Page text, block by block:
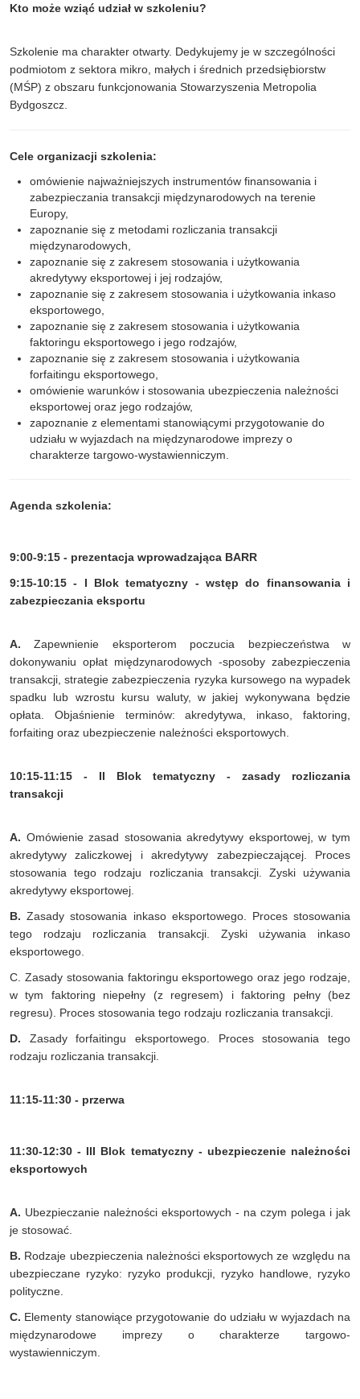
Kto może wziąć udział w szkoleniu?
Szkolenie ma charakter otwarty. Dedykujemy je w szczególności
podmiotom z sektora mikro, małych i średnich przedsiębiorstw
(MŚP) z obszaru funkcjonowania Stowarzyszenia Metropolia
Bydgoszcz.
Cele organizacji szkolenia:
omówienie najważniejszych instrumentów finansowania i
zabezpieczania transakcji międzynarodowych na terenie
Europy,
zapoznanie się z metodami rozliczania transakcji
międzynarodowych,
zapoznanie się z zakresem stosowania i użytkowania
akredytywy eksportowej i jej rodzajów,
zapoznanie się z zakresem stosowania i użytkowania inkaso
eksportowego,
zapoznanie się z zakresem stosowania i użytkowania
faktoringu eksportowego i jego rodzajów,
zapoznanie się z zakresem stosowania i użytkowania
forfaitingu eksportowego,
omówienie warunków i stosowania ubezpieczenia należności
eksportowej oraz jego rodzajów,
zapoznanie z elementami stanowiącymi przygotowanie do
udziału w wyjazdach na międzynarodowe imprezy o
charakterze targowo-wystawienniczym.
Agenda szkolenia:
9:00-9:15 - prezentacja wprowadzająca BARR
9:15-10:15 - I Blok tematyczny - wstęp do finansowania i
zabezpieczania eksportu
A. Zapewnienie eksporterom poczucia bezpieczeństwa w
dokonywaniu opłat międzynarodowych -sposoby zabezpieczenia
transakcji, strategie zabezpieczenia ryzyka kursowego na wypadek
spadku lub wzrostu kursu waluty, w jakiej wykonywana będzie
opłata. Objaśnienie terminów: akredytywa, inkaso, faktoring,
forfaiting oraz ubezpieczenie należności eksportowych.
10:15-11:15 - II Blok tematyczny - zasady rozliczania
transakcji
A. Omówienie zasad stosowania akredytywy eksportowej, w tym
akredytywy zaliczkowej i akredytywy zabezpieczającej. Proces
stosowania tego rodzaju rozliczania transakcji. Zyski używania
akredytywy eksportowej.
B. Zasady stosowania inkaso eksportowego. Proces stosowania
tego rodzaju rozliczania transakcji. Zyski używania inkaso
eksportowego.
C. Zasady stosowania faktoringu eksportowego oraz jego rodzaje,
w tym faktoring niepełny (z regresem) i faktoring pełny (bez
regresu). Proces stosowania tego rodzaju rozliczania transakcji.
D. Zasady forfaitingu eksportowego. Proces stosowania tego
rodzaju rozliczania transakcji.
11:15-11:30 - przerwa
11:30-12:30 - III Blok tematyczny - ubezpieczenie należności
eksportowych
A. Ubezpieczanie należności eksportowych - na czym polega i jak
je stosować.
B. Rodzaje ubezpieczenia należności eksportowych ze względu na
ubezpieczane ryzyko: ryzyko produkcji, ryzyko handlowe, ryzyko
polityczne.
C. Elementy stanowiące przygotowanie do udziału w wyjazdach na
międzynarodowe imprezy o charakterze targowo-
wystawienniczym.